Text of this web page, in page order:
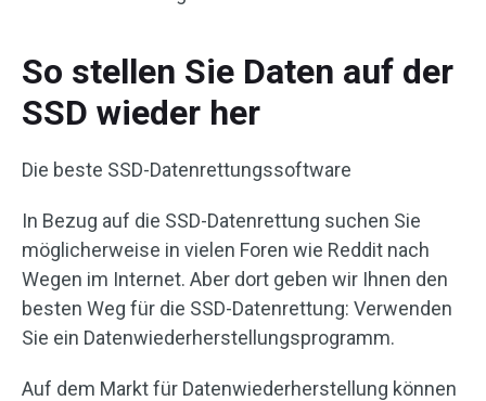
So stellen Sie Daten auf der
SSD wieder her
Die beste SSD-Datenrettungssoftware
In Bezug auf die SSD-Datenrettung suchen Sie
möglicherweise in vielen Foren wie Reddit nach
Wegen im Internet. Aber dort geben wir Ihnen den
besten Weg für die SSD-Datenrettung: Verwenden
Sie ein Datenwiederherstellungsprogramm.
Auf dem Markt für Datenwiederherstellung können